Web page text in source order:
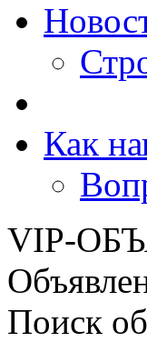
Как
VIP-
Поиск